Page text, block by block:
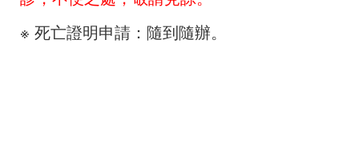
※ 死亡證明申請：隨到隨辦。